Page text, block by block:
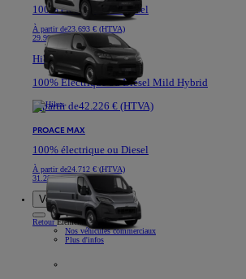
100% électrique ou Diesel
À partir de23.693 € (HTVA)
29.991 €
Hilux
100% Electrique ou Diesel Mild Hybrid
À partir de42.226 € (HTVA)
PROACE MAX
100% électrique ou Diesel
À partir de24.712 € (HTVA)
31.282 €
Voitures de société
RetourÉlément
Nos véhicules commerciaux
Plus d'infos